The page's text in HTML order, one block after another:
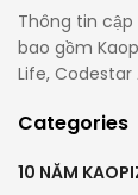
Thông tin cập
bao gồm
Life,
Categories
10 NĂM